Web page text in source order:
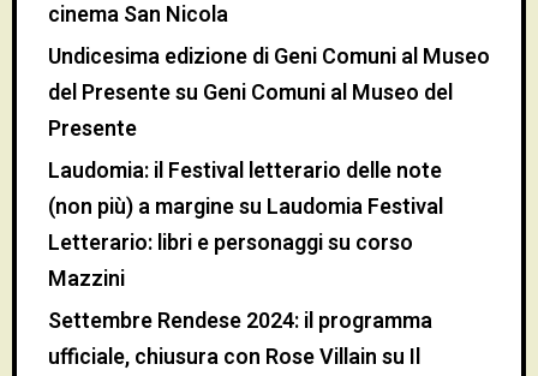
cinema San Nicola
Undicesima edizione di Geni Comuni al Museo
del Presentesu Geni Comuni al Museo del
Presente
Laudomia: il Festival letterario delle note
(non più) a marginesu Laudomia Festival
Letterario: libri e personaggi su corso
Mazzini
Settembre Rendese 2024: il programma
ufficiale, chiusura con Rose Villainsu Il